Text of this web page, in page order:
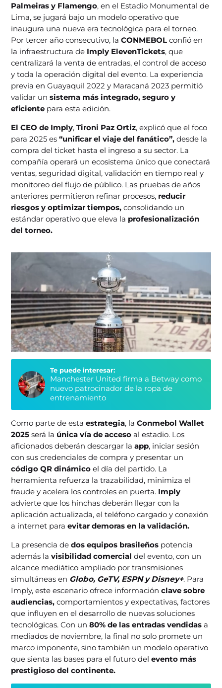
Palmeiras y Flamengo, en el Estadio Monumental de
Lima, se jugará bajo un modelo operativo que
inaugura una nueva era tecnológica para el torneo.
Por tercer año consecutivo, laCONMEBOL confió en
la infraestructura de Imply ElevenTickets, que
centralizará la venta de entradas, el control de acceso
y toda la operación digital del evento. La experiencia
previa en Guayaquil 2022 y Maracaná 2023 permitió
validar unsistema más integrado, seguro y
eficiente para esta edición.
El CEO de Imply,Tironi Paz Ortiz, explicó que el foco
para 2025 es“unificar el viaje del fanático”, desde la
compra del ticket hasta el ingreso a su sector. La
compañía operará un ecosistema único que conectará
ventas, seguridad digital, validación en tiempo real y
monitoreo del flujo de público. Las pruebas de años
anteriores permitieron refinar procesos, reducir
riesgos y optimizar tiempos, consolidando un
estándar operativo que eleva la profesionalización
del torneo.
Te puede interesar:
Manchester United firma a Betway como
nuevo patrocinador de la ropa de
entrenamiento
Como parte de estaestrategia, laConmebol Wallet
2025 será la única vía de acceso al estadio. Los
aficionados deberán descargar laapp, iniciar sesión
con sus credenciales de compra y presentar un
código QR dinámico el día del partido. La
herramienta refuerza la trazabilidad, minimiza el
fraude y acelera los controles en puerta. Imply
advierte que los hinchas deberán llegar con la
aplicación actualizada, el teléfono cargado y conexión
a internet paraevitar demoras en la validación.
La presencia dedos equipos brasileños potencia
además lavisibilidad comercial del evento, con un
alcance mediático ampliado por transmisiones
simultáneas en Globo, GeTV, ESPN y Disney+. Para
Imply, este escenario ofrece informaciónclave sobre
audiencias,comportamientos y expectativas, factores
que influyen en el desarrollo de nuevas soluciones
tecnológicas. Con un80% de las entradas vendidas a
mediados de noviembre, la final no solo promete un
marco imponente, sino también un modelo operativo
que sienta las bases para el futuro del evento más
prestigioso del continente.